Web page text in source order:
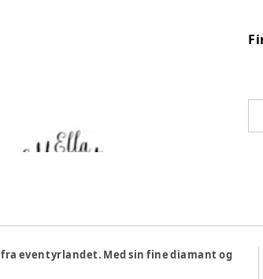
eventyrlandet. Med sin fine diamant og